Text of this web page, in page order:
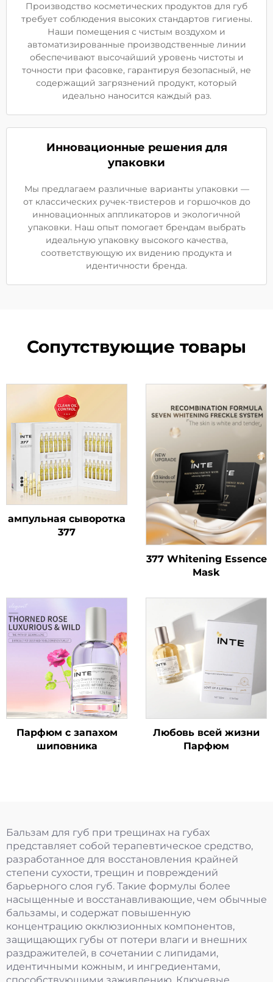
Производство косметических продуктов для губ
требует соблюдения высоких стандартов гигиены.
Наши помещения с чистым воздухом и
автоматизированные производственные линии
обеспечивают высочайший уровень чистоты и
точности при фасовке, гарантируя безопасный, не
содержащий загрязнений продукт, который
идеально наносится каждый раз.
Инновационные решения для
упаковки
Мы предлагаем различные варианты упаковки —
от классических ручек-твистеров и горшочков до
инновационных аппликаторов и экологичной
упаковки. Наш опыт помогает брендам выбрать
идеальную упаковку высокого качества,
соответствующую их видению продукта и
идентичности бренда.
Сопутствующие товары
ампульная сыворотка
377
377 Whitening Essence
Mask
Парфюм с запахом
шиповника
Любовь всей жизни
Парфюм
Бальзам для губ при трещинах на губах
представляет собой терапевтическое средство,
разработанное для восстановления крайней
степени сухости, трещин и повреждений
барьерного слоя губ. Такие формулы более
насыщенные и восстанавливающие, чем обычные
бальзамы, и содержат повышенную
концентрацию окклюзионных компонентов,
защищающих губы от потери влаги и внешних
раздражителей, в сочетании с липидами,
идентичными кожным, и ингредиентами,
способствующими заживлению. Ключевые